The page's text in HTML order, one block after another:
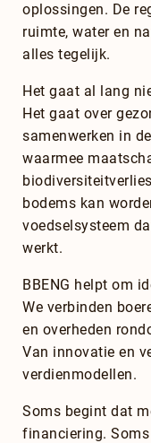
oplossingen. De
ruimte, water en
alles tegelijk.
Het gaat al lang
Het gaat over
samenwerken in
waarmee
bodems kan
voedselsysteem
werkt.
BBENG helpt om
We verbinden
en overheden
Van innovatie en
verdienmodellen.
Soms begint dat
financiering.